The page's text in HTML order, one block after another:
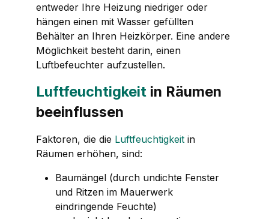
entweder Ihre Heizung niedriger oder
hängen einen mit Wasser gefüllten
Behälter an Ihren Heizkörper. Eine andere
Möglichkeit besteht darin, einen
Luftbefeuchter aufzustellen.
Luftfeuchtigkeit in Räumen
beeinflussen
Faktoren, die die Luftfeuchtigkeit in
Räumen erhöhen, sind:
Baumängel (durch undichte Fenster
und Ritzen im Mauerwerk
eindringende Feuchte)